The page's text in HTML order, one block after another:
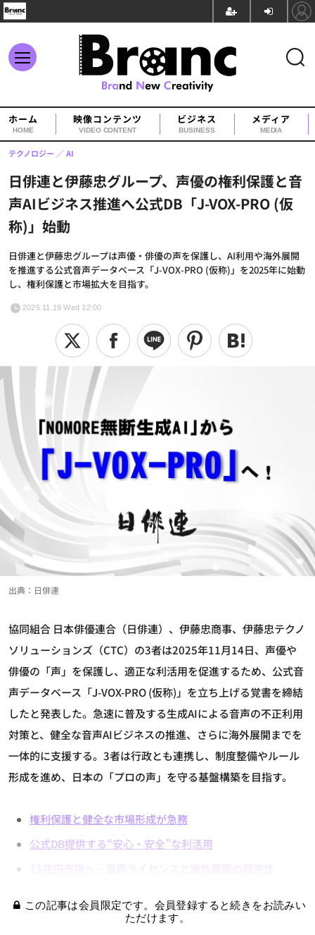
ホーム
HOME
映像コンテンツ
VIDEO CONTENT
ビジネス
BUSINESS
メディア
MEDIA
日俳連と伊藤忠グループ、声優の権利保護と音
声AIビジネス推進へ公式DB「J-VOX-PRO (仮
称)」始動
日俳連と伊藤忠グループは声優・俳優の声を保護し、AI利用や海外展開
を推進する公式音声データベース「J-VOX-PRO (仮称)」を2025年に始動
し、権利保護と市場拡大を目指す。
テクノロジー AI
2025.11.19 Wed 12:00
出典：日俳連
協同組合 日本俳優連合（日俳連）、伊藤忠商事、伊藤忠テクノ
ソリューションズ（CTC）の3者は2025年11月14日、声優や
俳優の「声」を保護し、適正な利活用を促進するため、公式音
声データベース「J-VOX-PRO (仮称)」を立ち上げる覚書を締結
したと発表した。急速に普及する生成AIによる音声の不正利用
対策と、健全な音声AIビジネスの推進、さらに海外展開までを
一体的に支援する。3者は行政とも連携し、制度整備やルール
形成を進め、日本の「プロの声」を守る基盤構築を目指す。
権利保護と健全な市場形成が急務
公式DB提供する“安心・安全”な利活用
13兆円市場へ―音声ライセンスと海外展開の将来性
この記事は会員限定です。会員登録すると続きをお読みい
ただけます。